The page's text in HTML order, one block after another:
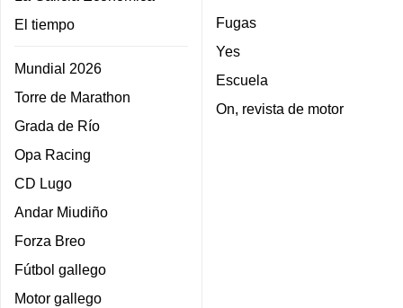
El tiempo
Mundial 2026
Torre de Marathon
Grada de Río
Opa Racing
CD Lugo
Andar Miudiño
Forza Breo
Fútbol gallego
Motor gallego
Fugas
Yes
Escuela
On, revista de motor